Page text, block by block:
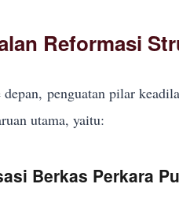
Reformasi
penguatan pilar
utama, yaitu:
Berkas Perkara